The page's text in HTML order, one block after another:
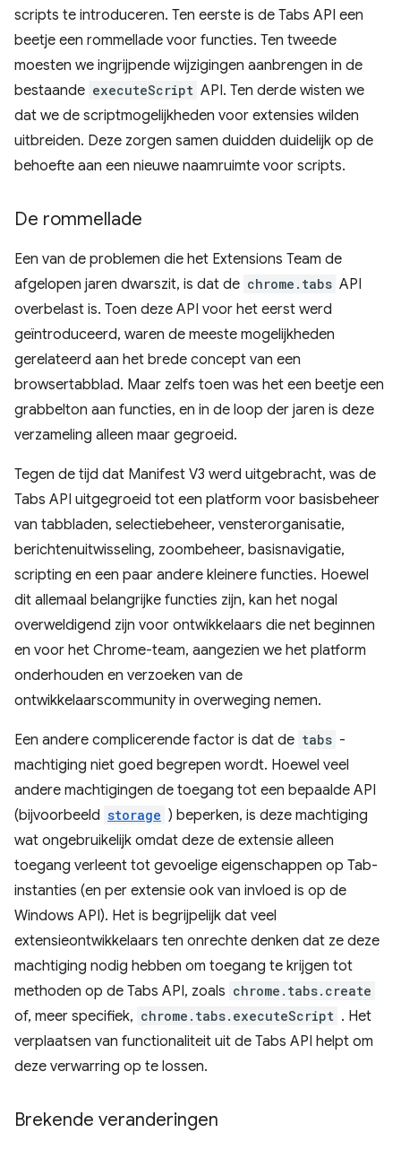
scripts te introduceren. Ten eerste is de Tabs API een
beetje een rommellade voor functies. Ten tweede
moesten we ingrijpende wijzigingen aanbrengen in de
bestaande executeScript API. Ten derde wisten we
dat we de scriptmogelijkheden voor extensies wilden
uitbreiden. Deze zorgen samen duidden duidelijk op de
behoefte aan een nieuwe naamruimte voor scripts.
De rommellade
Een van de problemen die het Extensions Team de
afgelopen jaren dwarszit, is dat de chrome.tabs API
overbelast is. Toen deze API voor het eerst werd
geïntroduceerd, waren de meeste mogelijkheden
gerelateerd aan het brede concept van een
browsertabblad. Maar zelfs toen was het een beetje een
grabbelton aan functies, en in de loop der jaren is deze
verzameling alleen maar gegroeid.
Tegen de tijd dat Manifest V3 werd uitgebracht, was de
Tabs API uitgegroeid tot een platform voor basisbeheer
van tabbladen, selectiebeheer, vensterorganisatie,
berichtenuitwisseling, zoombeheer, basisnavigatie,
scripting en een paar andere kleinere functies. Hoewel
dit allemaal belangrijke functies zijn, kan het nogal
overweldigend zijn voor ontwikkelaars die net beginnen
en voor het Chrome-team, aangezien we het platform
onderhouden en verzoeken van de
ontwikkelaarscommunity in overweging nemen.
Een andere complicerende factor is dat de tabs -
machtiging niet goed begrepen wordt. Hoewel veel
andere machtigingen de toegang tot een bepaalde API
(bijvoorbeeld storage ) beperken, is deze machtiging
wat ongebruikelijk omdat deze de extensie alleen
toegang verleent tot gevoelige eigenschappen op Tab-
instanties (en per extensie ook van invloed is op de
Windows API). Het is begrijpelijk dat veel
extensieontwikkelaars ten onrechte denken dat ze deze
machtiging nodig hebben om toegang te krijgen tot
methoden op de Tabs API, zoals chrome.tabs.create
of, meer specifiek, chrome.tabs.executeScript . Het
verplaatsen van functionaliteit uit de Tabs API helpt om
deze verwarring op te lossen.
Brekende veranderingen